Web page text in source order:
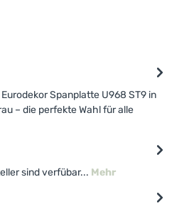
Eurodekor Spanplatte U968 ST9 in
– die perfekte Wahl für alle
sind verfübar... Mehr